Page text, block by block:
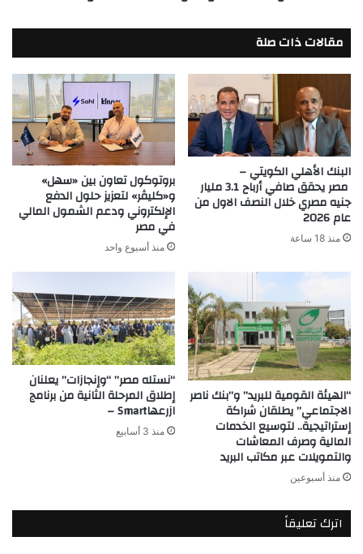
with
Cutting-
Edge
Technologies
مقالات ذات صلة
البنك الأهلي الكويتي –
مصر يحقق صافي أرباح 3.1 مليار
جنيه مصري خلال النصف الاول من
عام 2026
منذ 18 ساعة
بروتوكول تعاون بين «سهل»
و«كليڤر» لتعزيز حلول الدفع
الإلكتروني ودعم الشمول المالي
في مصر
منذ أسبوع واحد
“الهيئة القومية للبريد” و”بنك ناصر
الاجتماعي” يطلقان شراكة
إستراتيجية.. لتوسيع الخدمات
المالية وصرف المعاشات
والتمويلات عبر مكاتب البريد
منذ أسبوعين
“نستله مصر” “وإنجازات” يعلنان
إطلاق المرحلة الثانية من برنامج
ازرعهاSmart –
منذ 3 أسابيع
اترك تعليقاً